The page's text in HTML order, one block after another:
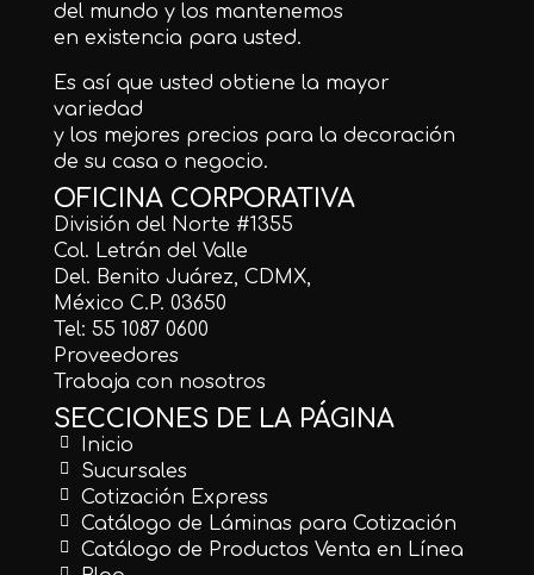
del mundo y los mantenemos
en existencia para usted.
Es así que usted obtiene la mayor
variedad
y los mejores precios para la decoración
de su casa o negocio.
OFICINA CORPORATIVA
División del Norte #1355
Col. Letrán del Valle
Del. Benito Juárez, CDMX,
México C.P. 03650
Tel: 55 1087 0600
Proveedores
Trabaja con nosotros
SECCIONES DE LA PÁGINA
Inicio
Sucursales
Cotización Express
Catálogo de Láminas para Cotización
Catálogo de Productos Venta en Línea